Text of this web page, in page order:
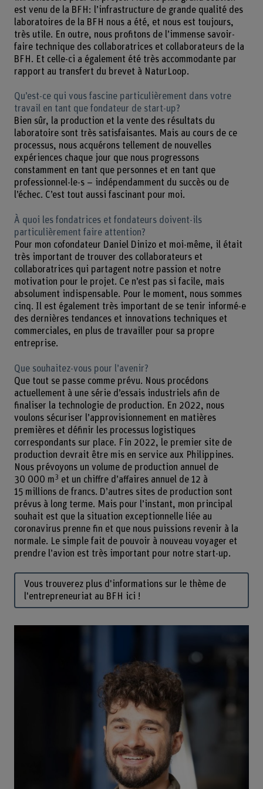
est venu de la BFH: l’infrastructure de grande qualité des
laboratoires de la BFH nous a été, et nous est toujours,
très utile. En outre, nous profitons de l’immense savoir-
faire technique des collaboratrices et collaborateurs de la
BFH. Et celle-ci a également été très accommodante par
rapport au transfert du brevet à NaturLoop.
Qu’est-ce qui vous fascine particulièrement dans votre
travail en tant que fondateur de start-up?
Bien sûr, la production et la vente des résultats du
laboratoire sont très satisfaisantes. Mais au cours de ce
processus, nous acquérons tellement de nouvelles
expériences chaque jour que nous progressons
constamment en tant que personnes et en tant que
professionnel-le-s – indépendamment du succès ou de
l’échec. C’est tout aussi fascinant pour moi.
À quoi les fondatrices et fondateurs doivent-ils
particulièrement faire attention?
Pour mon cofondateur Daniel Dinizo et moi-même, il était
très important de trouver des collaborateurs et
collaboratrices qui partagent notre passion et notre
motivation pour le projet. Ce n’est pas si facile, mais
absolument indispensable. Pour le moment, nous sommes
cinq. Il est également très important de se tenir informé-e
des dernières tendances et innovations techniques et
commerciales, en plus de travailler pour sa propre
entreprise.
Que souhaitez-vous pour l’avenir?
Que tout se passe comme prévu. Nous procédons
actuellement à une série d’essais industriels afin de
finaliser la technologie de production. En 2022, nous
voulons sécuriser l’approvisionnement en matières
premières et définir les processus logistiques
correspondants sur place. Fin 2022, le premier site de
production devrait être mis en service aux Philippines.
Nous prévoyons un volume de production annuel de
30 000 m3 et un chiffre d’affaires annuel de 12 à
15 millions de francs. D’autres sites de production sont
prévus à long terme. Mais pour l’instant, mon principal
souhait est que la situation exceptionnelle liée au
coronavirus prenne fin et que nous puissions revenir à la
normale. Le simple fait de pouvoir à nouveau voyager et
prendre l’avion est très important pour notre start-up.
Vous trouverez plus d'informations sur le thème de
l'entrepreneuriat au BFH ici !